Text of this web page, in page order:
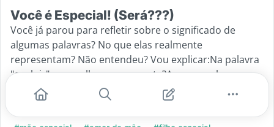
Você é Especial! (Será???)
Você já parou para refletir sobre o significado de
algumas palavras? No que elas realmente
representam? Não entendeu? Vou explicar:Na palavra
"evoluir"...o que lhe vem a mente?Agora a palavra
"raro"...pensou?Imaginou coisas